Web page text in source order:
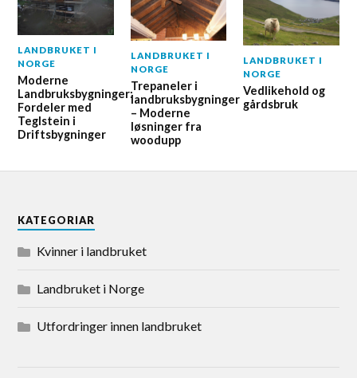
LANDBRUKET I
NORGE
Moderne
Landbruksbygninger:
Fordeler med
Teglstein i
Driftsbygninger
LANDBRUKET I
NORGE
Trepaneler i
landbruksbygninger
– Moderne
løsninger fra
woodupp
LANDBRUKET I
NORGE
Vedlikehold og
gårdsbruk
KATEGORIAR
Kvinner i landbruket
Landbruket i Norge
Utfordringer innen landbruket